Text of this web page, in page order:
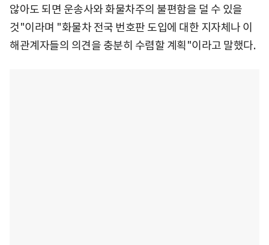
않아도 되면 운송사와 화물차주의 불편함을 덜 수 있을
것"이라며 "화물차 전국 번호판 도입에 대한 지자체나 이
해관계자들의 의견을 충분히 수렴할 계획"이라고 말했다.